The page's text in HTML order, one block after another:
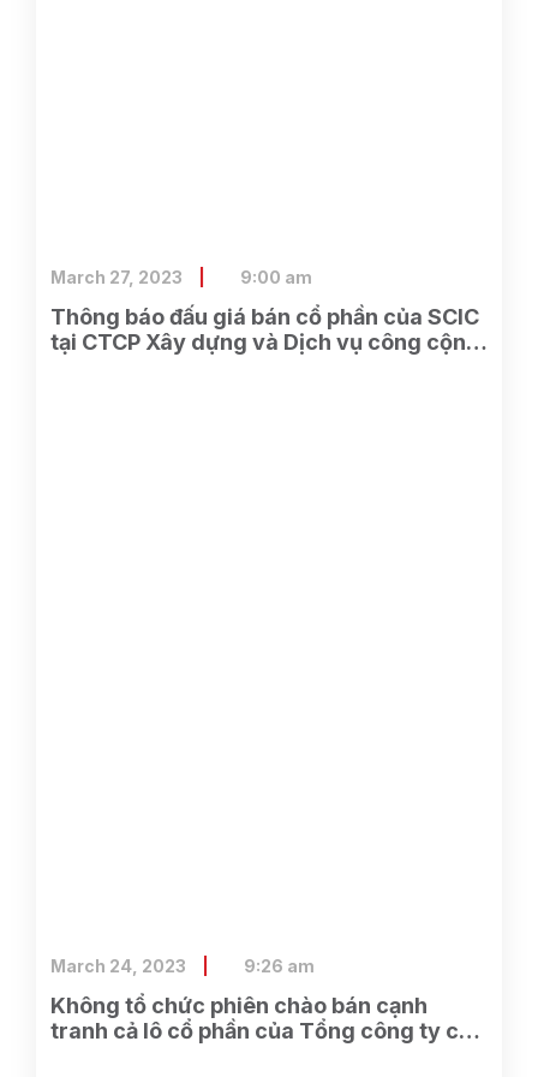
Thông báo đấu giá bán cổ phần của SCIC
tại CTCP Xây dựng và Dịch vụ công cộng
March 27, 2023 9:00 am
Không tổ chức phiên chào bán cạnh
tranh cả lô cổ phần của Tổng công ty cổ
March 24, 2023 9:26 am